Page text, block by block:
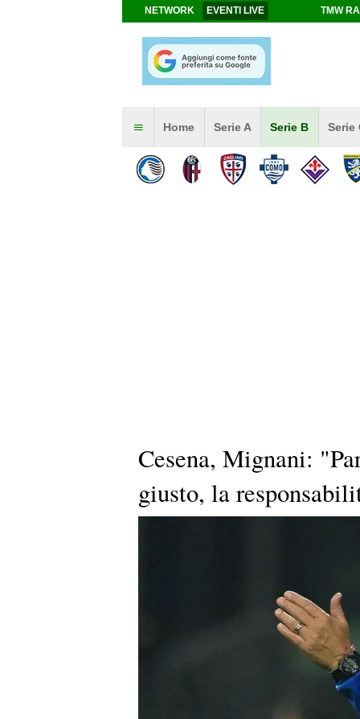
NETWORK EVENTI LIVE TMW
Home Serie A Serie B Serie
Cesena, Mignani:
giusto, la